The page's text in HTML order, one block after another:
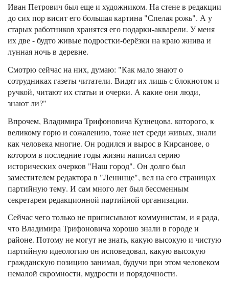
Иван Петрович был еще и художником. На стене в редакции
до сих пор висит его большая картина "Спелая рожь". А у
старых работников хранятся его подарки-акварели. У меня
их две - будто живые подростки-берёзки на краю жнива и
лунная ночь в деревне.
Смотрю сейчас на них, думаю: "Как мало знают о
сотрудниках газеты читатели. Видят их лишь с блокнотом и
ручкой, читают их статьи и очерки. А какие они люди,
знают ли?"
Впрочем, Владимира Трифоновича Кузнецова, которого, к
великому горю и сожалению, тоже нет среди живых, знали
как человека многие. Он родился и вырос в Кирсанове, о
котором в последние годы жизни написал серию
исторических очерков "Наш город". Он долго был
заместителем редактора в "Ленинце", вел на его страницах
партийную тему. И сам много лет был бессменным
секретарем редакционной партийной организации.
Сейчас чего только не приписывают коммунистам, и я рада,
что Владимира Трифоновича хорошо знали в городе и
районе. Потому не могут не знать, какую высокую и чистую
партийную идеологию он исповедовал, какую высокую
гражданскую позицию занимал, будучи при этом человеком
немалой скромности, мудрости и порядочности.